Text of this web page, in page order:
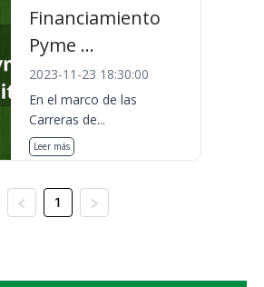
Financiamiento
Pyme ...
2023-11-23 18:30:00
En el marco de las
Carreras de...
Leer más
1